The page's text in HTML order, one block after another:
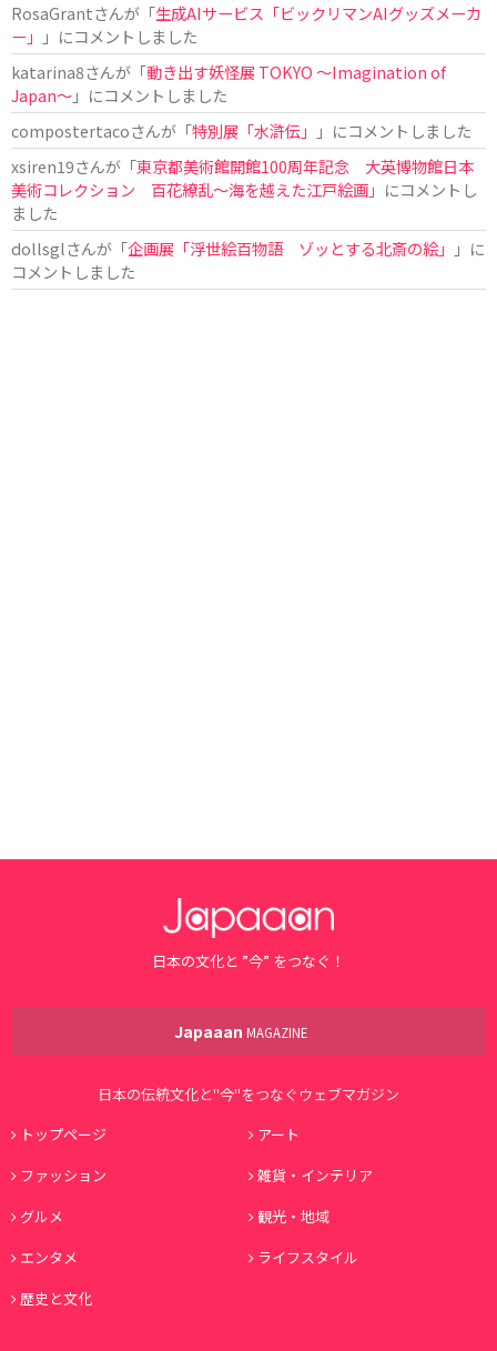
RosaGrantさんが「生成AIサービス「ビックリマンAIグッズメーカ
ー」
」にコメントしました
katarina8さんが「動き出す妖怪展 TOKYO 〜Imagination of
Japan〜」にコメントしました
compostertacoさんが「特別展「水滸伝」
」にコメントしました
xsiren19さんが「東京都美術館開館100周年記念 大英博物館日本
美術コレクション 百花繚乱～海を越えた江戸絵画」にコメントし
ました
dollsglさんが「企画展「浮世絵百物語 ゾッとする北斎の絵」
」に
コメントしました
日本の文化と ”今” をつなぐ！
Japaaan MAGAZINE
日本の伝統文化と"今"をつなぐウェブマガジン
トップページ
アート
ファッション
雑貨・インテリア
グルメ
観光・地域
エンタメ
ライフスタイル
歴史と文化